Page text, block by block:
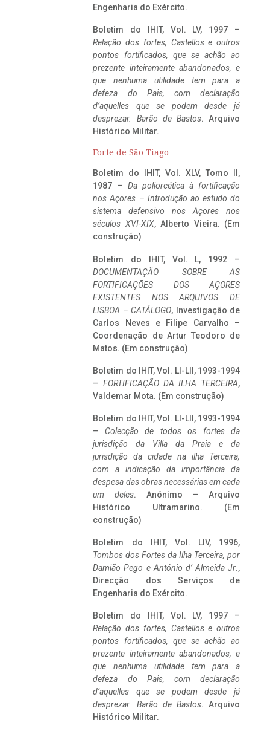
Engenharia do Exército.
Boletim do IHIT, Vol. LV, 1997 –
Relação dos fortes, Castellos e outros
pontos fortificados, que se achão ao
prezente inteiramente abandonados, e
que nenhuma utilidade tem para a
defeza do Pais, com declaração
d’aquelles que se podem desde já
desprezar. Barão de Bastos. Arquivo
Histórico Militar.
Forte de São Tiago
Boletim do IHIT, Vol. XLV, Tomo II,
1987 – Da poliorcética à fortificação
nos Açores – Introdução ao estudo do
sistema defensivo nos Açores nos
séculos XVI-XIX, Alberto Vieira. (Em
construção)
Boletim do IHIT, Vol. L, 1992 –
DOCUMENTAÇÃO SOBRE AS
FORTIFICAÇÕES DOS AÇORES
EXISTENTES NOS ARQUIVOS DE
LISBOA – CATÁLOGO, Investigação de
Carlos Neves e Filipe Carvalho –
Coordenação de Artur Teodoro de
Matos. (Em construção)
Boletim do IHIT, Vol. LI-LII, 1993-1994
– FORTIFICAÇÃO DA ILHA TERCEIRA,
Valdemar Mota. (Em construção)
Boletim do IHIT, Vol. LI-LII, 1993-1994
– Colecção de todos os fortes da
jurisdição da Villa da Praia e da
jurisdição da cidade na ilha Terceira,
com a indicação da importância da
despesa das obras necessárias em cada
um deles. Anónimo – Arquivo
Histórico Ultramarino. (Em
construção)
Boletim do IHIT, Vol. LIV, 1996,
Tombos dos Fortes da Ilha Terceira, por
Damião Pego e António d’ Almeida Jr.,
Direcção dos Serviços de
Engenharia do Exército.
Boletim do IHIT, Vol. LV, 1997 –
Relação dos fortes, Castellos e outros
pontos fortificados, que se achão ao
prezente inteiramente abandonados, e
que nenhuma utilidade tem para a
defeza do Pais, com declaração
d’aquelles que se podem desde já
desprezar. Barão de Bastos. Arquivo
Histórico Militar.